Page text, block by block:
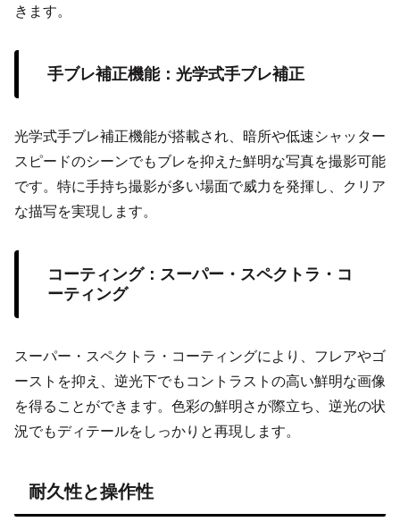
きます。
手ブレ補正機能：光学式手ブレ補正
光学式手ブレ補正機能が搭載され、暗所や低速シャッター
スピードのシーンでもブレを抑えた鮮明な写真を撮影可能
です。特に手持ち撮影が多い場面で威力を発揮し、クリア
な描写を実現します。
コーティング：スーパー・スペクトラ・コ
ーティング
スーパー・スペクトラ・コーティングにより、フレアやゴ
ーストを抑え、逆光下でもコントラストの高い鮮明な画像
を得ることができます。色彩の鮮明さが際立ち、逆光の状
況でもディテールをしっかりと再現します。
耐久性と操作性